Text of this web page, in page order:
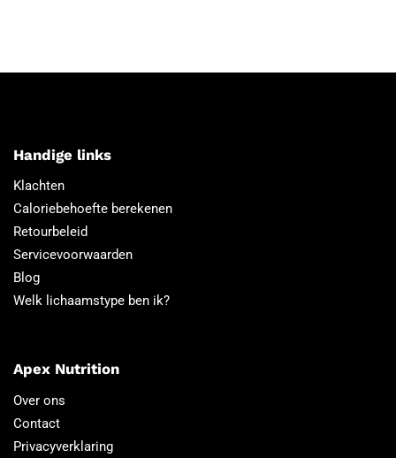
Handige links
Klachten
Caloriebehoefte berekenen
Retourbeleid
Servicevoorwaarden
Blog
Welk lichaamstype ben ik?
Apex Nutrition
Over ons
Contact
Privacyverklaring